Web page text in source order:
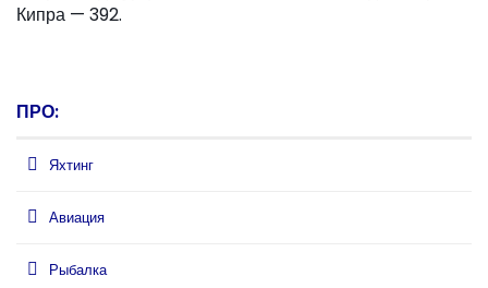
Кипра — 392.
ПРО:
Яхтинг
Авиация
Рыбалка